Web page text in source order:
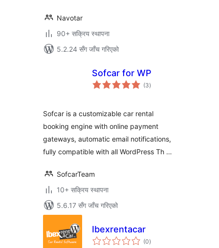
Navotar
90+ सक्रिय स्थापना
5.2.24 सँग जाँच गरिएको
Sofcar for WP
(3कुल
रेटिङ्गहरू
)
Sofcar is a customizable car rental
booking engine with online payment
gateways, automatic email notifications,
fully compatible with all WordPress Th …
SofcarTeam
10+ सक्रिय स्थापना
5.6.17 सँग जाँच गरिएको
Ibexrentacar
(0कुल
रेटिङ्गहरू
)